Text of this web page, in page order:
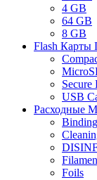
4 GB
64 GB
8 GB
Flash Карты
Secure
USB
Расходные
Foils